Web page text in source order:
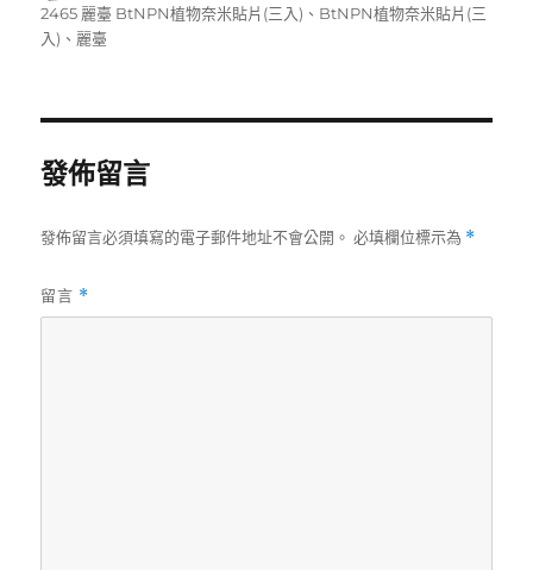
者
佈
類
籤
2465 麗臺 BtNPN植物奈米貼片(三入) 、 BtNPN植物奈米貼片(三
入) 、 麗臺
發佈留言
發佈留言必須填寫的電子郵件地址不會公開。 必填欄位標示為 *
留言 *